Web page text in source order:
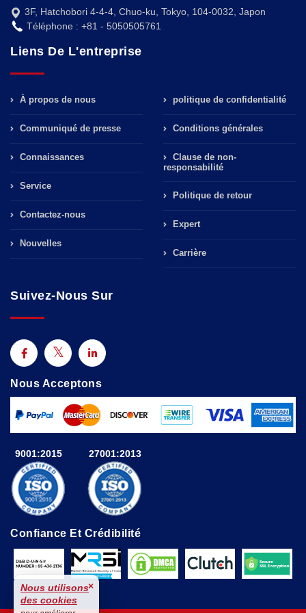
3F, Hatchobori 4-4-4, Chuo-ku, Tokyo, 104-0032, Japon
Téléphone : +81 - 5050505761
Liens De L'entreprise
À propos de nous
Communiqué de presse
Connaissances
Service
Contactez-nous
Nouvelles
politique de confidentialité
Conditions générales
Clause de non-
responsabilité
Politique de retour
Expert
Carrière
Suivez-Nous Sur
Nous Acceptons
9001:2015 27001:2013
Confiance Et Crédibilité
Nous utilisons
des cookies
×